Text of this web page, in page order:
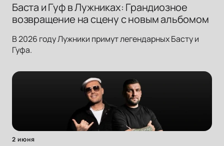
Баста и Гуф в Лужниках: Грандиозное
возвращение на сцену с новым альбомом
В 2026 году Лужники примут легендарных Басту и
Гуфа.
2 июня